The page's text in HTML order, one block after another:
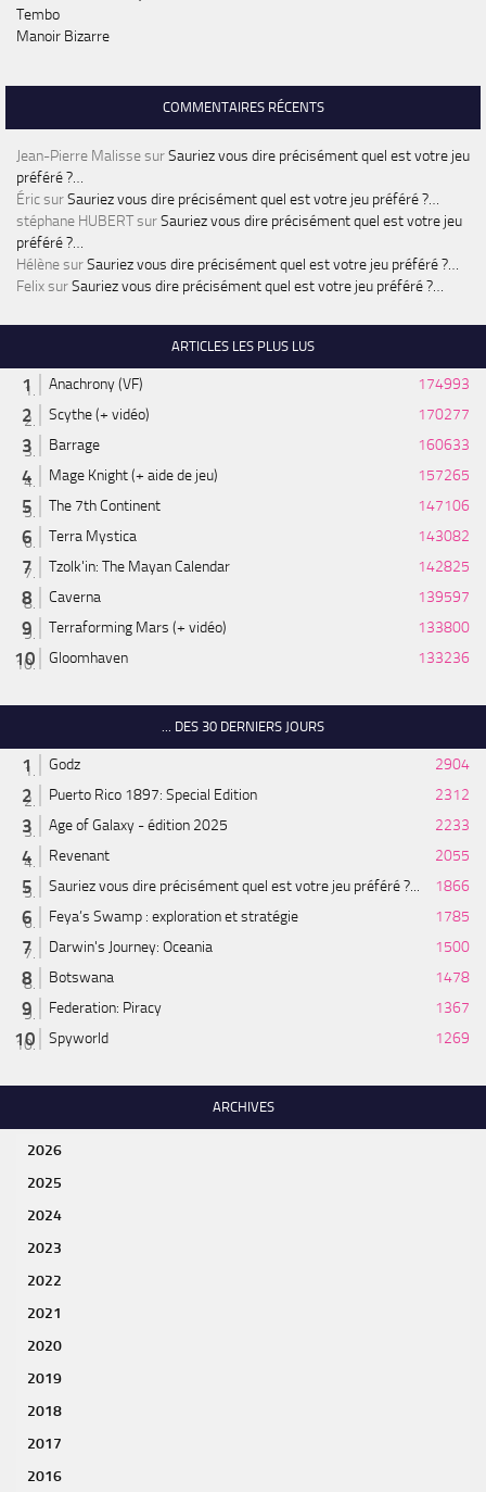
Tembo
Manoir Bizarre
COMMENTAIRES RÉCENTS
Jean-Pierre MalissesurSauriez vous dire précisément quel est votre jeu
préféré ?…
ÉricsurSauriez vous dire précisément quel est votre jeu préféré ?…
stéphane HUBERTsurSauriez vous dire précisément quel est votre jeu
préféré ?…
HélènesurSauriez vous dire précisément quel est votre jeu préféré ?…
FelixsurSauriez vous dire précisément quel est votre jeu préféré ?…
ARTICLES LES PLUS LUS
Anachrony (VF)
174993
Scythe (+ vidéo)
170277
Barrage
160633
Mage Knight (+ aide de jeu)
157265
The 7th Continent
147106
Terra Mystica
143082
Tzolk'in: The Mayan Calendar
142825
Caverna
139597
Terraforming Mars (+ vidéo)
133800
Gloomhaven
133236
... DES 30 DERNIERS JOURS
Godz
2904
Puerto Rico 1897: Special Edition
2312
Age of Galaxy - édition 2025
2233
Revenant
2055
Sauriez vous dire précisément quel est votre jeu préféré ?...
1866
Feya’s Swamp : exploration et stratégie
1785
Darwin's Journey: Oceania
1500
Botswana
1478
Federation: Piracy
1367
Spyworld
1269
ARCHIVES
2026
2025
2024
2023
2022
2021
2020
2019
2018
2017
2016